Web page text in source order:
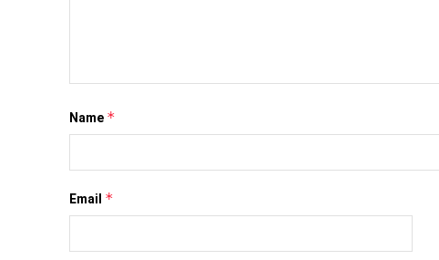
Name *
Email *